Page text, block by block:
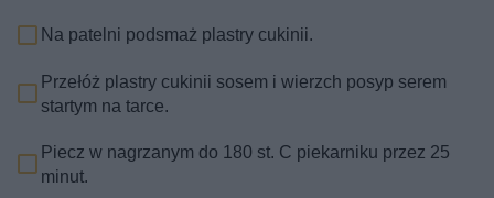
Na patelni podsmaż plastry cukinii.
Przełóż plastry cukinii sosem i wierzch posyp serem
startym na tarce.
Piecz w nagrzanym do 180 st. C piekarniku przez 25
minut.